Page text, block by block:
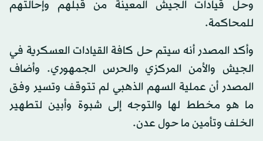
وحل قيادات الجيش المعينة من قبلهم وإحالتهم
للمحاكمة.
وأكد المصدر أنه سيتم حل كافة القيادات العسكرية في
الجيش والأمن المركزي والحرس الجمهوري. وأضاف
المصدر أن عملية السهم الذهبي لم تتوقف وتسير وفق
ما هو مخطط لها والتوجه إلى شبوة وأبين لتطهير
الخلف وتأمين ما حول عدن.